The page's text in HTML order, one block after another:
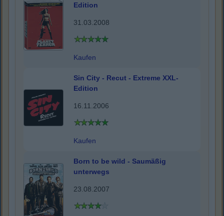
Edition
31.03.2008
Kaufen
Sin City - Recut - Extreme XXL-
Edition
16.11.2006
Kaufen
Born to be wild - Saumäßig
unterwegs
23.08.2007